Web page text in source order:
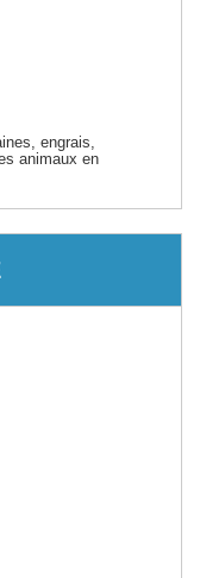
engrais,
animaux en